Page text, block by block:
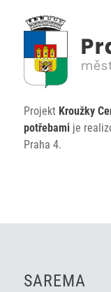
Projekt Kroužky
potřebamije
Praha 4.
SAREMA